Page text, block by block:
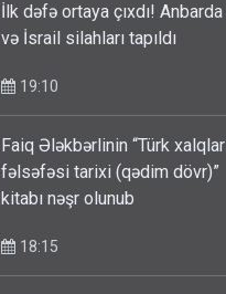
İlk dəfə ortaya çıxdı!
və İsrail silahları tapıldı
19:10
Faiq Ələkbərlinin “Türk
fəlsəfəsi tarixi (qədim dövr)”
kitabı nəşr olunub
18:15